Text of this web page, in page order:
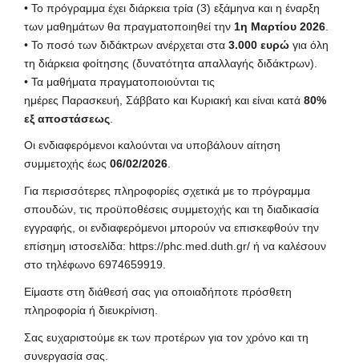
• Το πρόγραμμα έχει διάρκεια τρία (3) εξάμηνα και η έναρξη
των μαθημάτων θα πραγματοποιηθεί την 1η Μαρτίου 2026
• Το ποσό των διδάκτρων ανέρχεται στα 3.000 ευρώ για όλη
τη διάρκεια φοίτησης (δυνατότητα απαλλαγής διδάκτρων).
• Τα μαθήματα πραγματοποιούνται τις
ημέρες Παρασκευή, Σάββατο και Κυριακή και είναι κατά 80%
εξ αποστάσεως
Οι ενδιαφερόμενοι καλούνται να υποβάλουν αίτηση
συμμετοχής έως 06/02/2026.
Για περισσότερες πληροφορίες σχετικά με το πρόγραμμα
σπουδών, τις προϋποθέσεις συμμετοχής και τη διαδικασία
εγγραφής, οι ενδιαφερόμενοι μπορούν να επισκεφθούν την
επίσημη ιστοσελίδα: https://phc.med.duth.gr/ ή να καλέσουν
στο τηλέφωνο 6974659919.
Είμαστε στη διάθεσή σας για οποιαδήποτε πρόσθετη
πληροφορία ή διευκρίνιση.
Σας ευχαριστούμε εκ των προτέρων για τον χρόνο και τη
συνεργασία σας.